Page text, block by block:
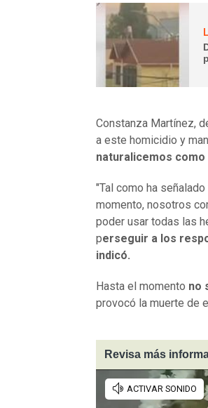
Constanza Martínez,
a este homicidio y
naturalicemos
"Tal como ha
momento, nosotros
poder usar todas las
perseguir a los
indicó.
Hasta el momento no
provocó la muerte de
Revisa más